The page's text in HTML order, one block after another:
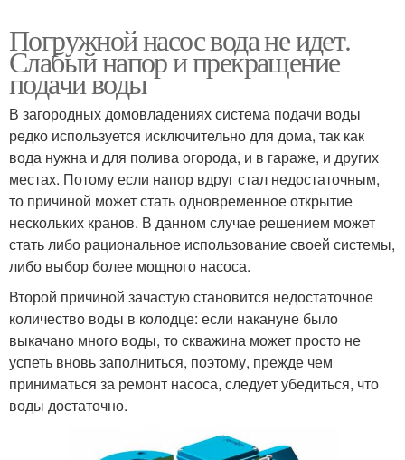
Погружной насос вода не идет.
Слабый напор и прекращение
подачи воды
В загородных домовладениях система подачи воды
редко используется исключительно для дома, так как
вода нужна и для полива огорода, и в гараже, и других
местах. Потому если напор вдруг стал недостаточным,
то причиной может стать одновременное открытие
нескольких кранов. В данном случае решением может
стать либо рациональное использование своей системы,
либо выбор более мощного насоса.
Второй причиной зачастую становится недостаточное
количество воды в колодце: если накануне было
выкачано много воды, то скважина может просто не
успеть вновь заполниться, поэтому, прежде чем
приниматься за ремонт насоса, следует убедиться, что
воды достаточно.